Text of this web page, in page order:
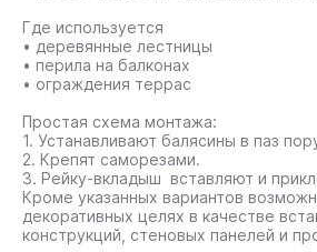
Где используется
• деревянные лестницы
• перила на балконах
• ограждения террас
Простая схема монтажа:
1. Устанавливают балясины в паз
2. Крепят саморезами.
3. Рейку-вкладыш вставляют и
Кроме указанных вариантов
декоративных целях в качестве
конструкций, стеновых панелей и